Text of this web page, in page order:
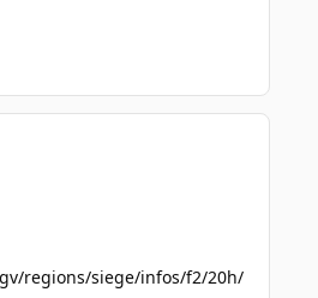
regions/siege/infos/f2/20h/